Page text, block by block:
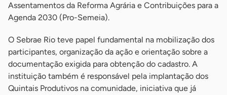
Assentamentos da Reforma Agrária e Contribuições para a
Agenda 2030 (Pro-Semeia).
O Sebrae Rio teve papel fundamental na mobilização dos
participantes, organização da ação e orientação sobre a
documentação exigida para obtenção do cadastro. A
instituição também é responsável pela implantação dos
Quintais Produtivos na comunidade, iniciativa que já